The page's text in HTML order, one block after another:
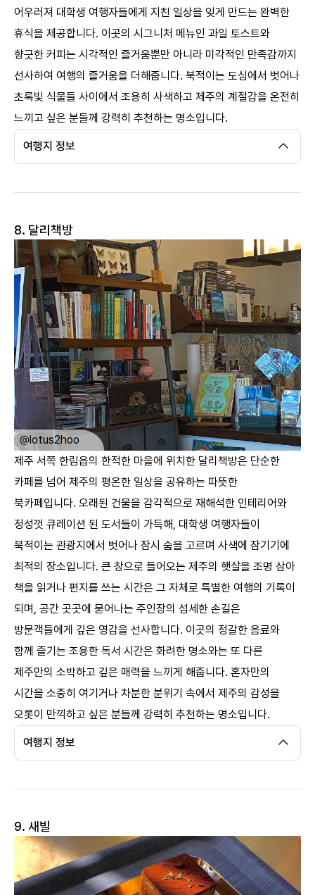
어우러져 대학생 여행자들에게 지친 일상을 잊게 만드는 완벽한
휴식을 제공합니다. 이곳의 시그니처 메뉴인 과일 토스트와
향긋한 커피는 시각적인 즐거움뿐만 아니라 미각적인 만족감까지
선사하여 여행의 즐거움을 더해줍니다. 북적이는 도심에서 벗어나
초록빛 식물들 사이에서 조용히 사색하고 제주의 계절감을 온전히
느끼고 싶은 분들께 강력히 추천하는 명소입니다.
여행지 정보
8. 달리책방
@lotus2hoo
ㅤ
제주 서쪽 한림읍의 한적한 마을에 위치한 달리책방은 단순한
카페를 넘어 제주의 평온한 일상을 공유하는 따뜻한
북카페입니다. 오래된 건물을 감각적으로 재해석한 인테리어와
정성껏 큐레이션 된 도서들이 가득해, 대학생 여행자들이
북적이는 관광지에서 벗어나 잠시 숨을 고르며 사색에 잠기기에
최적의 장소입니다. 큰 창으로 들어오는 제주의 햇살을 조명 삼아
책을 읽거나 편지를 쓰는 시간은 그 자체로 특별한 여행의 기록이
되며, 공간 곳곳에 묻어나는 주인장의 섬세한 손길은
방문객들에게 깊은 영감을 선사합니다. 이곳의 정갈한 음료와
함께 즐기는 조용한 독서 시간은 화려한 명소와는 또 다른
제주만의 소박하고 깊은 매력을 느끼게 해줍니다. 혼자만의
시간을 소중히 여기거나 차분한 분위기 속에서 제주의 감성을
오롯이 만끽하고 싶은 분들께 강력히 추천하는 명소입니다.
여행지 정보
9. 새빌